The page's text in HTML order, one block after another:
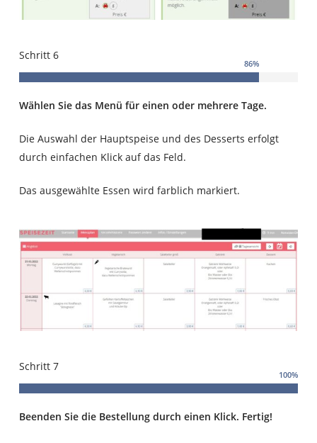
Schritt 6
86%
Wählen Sie das Menü für einen oder mehrere Tage.
Die Auswahl der Hauptspeise und des Desserts erfolgt
durch einfachen Klick auf das Feld.
Das ausgewählte Essen wird farblich markiert.
Schritt 7
100%
Beenden Sie die Bestellung durch einen Klick. Fertig!